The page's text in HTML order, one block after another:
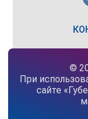
©
При
сайте